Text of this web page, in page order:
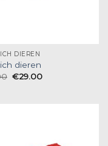
DIEREN
dieren
€29.00